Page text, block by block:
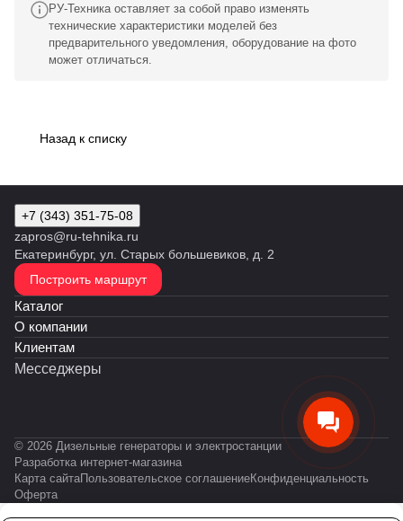
РУ-Техника оставляет за собой право изменять
технические характеристики моделей без
предварительного уведомления, оборудование на фото
может отличаться.
Назад к списку
+7 (343) 351-75-08
zapros@ru-tehnika.ru
Екатеринбург, ул. Старых большевиков, д. 2
Построить маршрут
Каталог
О компании
Клиентам
Месседжеры
© 2026 Дизельные генераторы и электростанции
Разработка интернет-магазина
Карта сайтаПользовательское соглашениеКонфиденциальность
Оферта